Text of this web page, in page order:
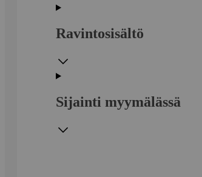
Ravintosisältö
Sijainti myymälässä